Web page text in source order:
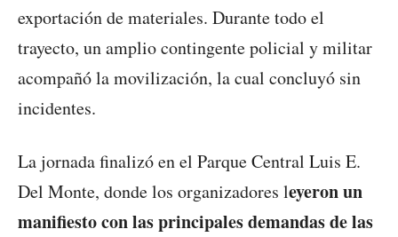
exportación de materiales. Durante todo el
trayecto, un amplio contingente policial y militar
acompañó la movilización, la cual concluyó sin
incidentes.
La jornada finalizó en el Parque Central Luis E.
Del Monte, donde los organizadores leyeron un
manifiesto con las principales demandas de las